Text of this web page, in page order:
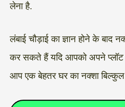
लेना है.
लंबाई चौड़ाई का ज्ञान होने के बाद
कर सकते हैं यदि आपको अपने प्लॉट
आप एक बेहतर घर का नक्शा